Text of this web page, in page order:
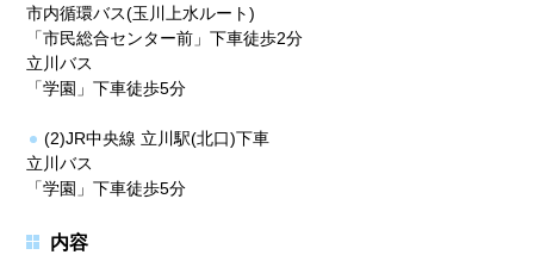
市内循環バス(玉川上水ルート)
「市民総合センター前」下車徒歩2分
立川バス
「学園」下車徒歩5分
(2)JR中央線 立川駅(北口)下車
立川バス
「学園」下車徒歩5分
内容